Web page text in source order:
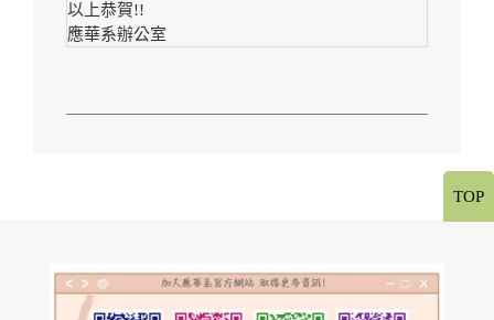
以上恭賀!!
應華系辦公室
TOP